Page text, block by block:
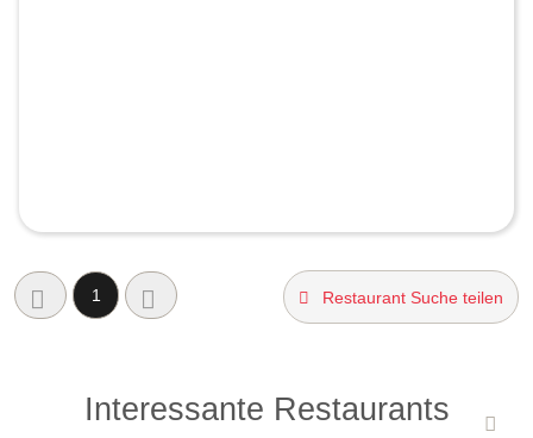
1 Restaurant Suche teilen
Interessante Restaurants